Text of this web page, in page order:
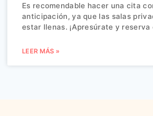
Es recomendable hacer una cita
anticipación, ya que las salas
estar llenas. ¡Apresúrate y reserva
LEER MÁS »